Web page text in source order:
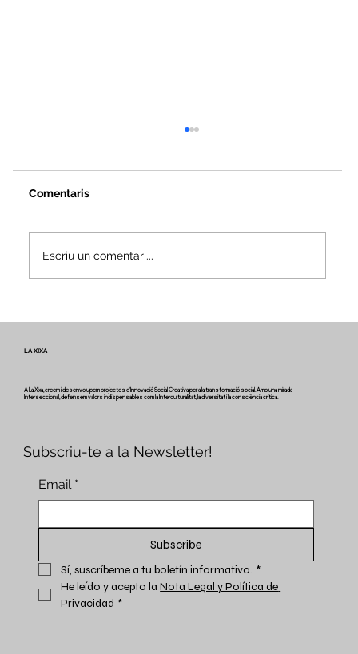
Comentaris
Escriu un comentari...
LA XIXA
A La Xixa, creem i desenvolupem projectes d'Innovació Social Creativa per a la transformació social. Amb una mirada
Interseccional, defensem valors indispensables com la Interculturalitat, la diversitat i la consciència crítica.
Subscriu-te a la Newsletter!
Email *
Subscribe
Sí, suscríbeme a tu boletín informativo. *
He leído y acepto la Nota Legal y Política de
Privacidad *